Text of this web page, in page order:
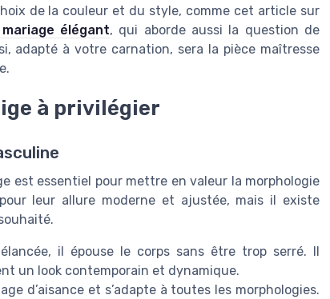
de la couleur et du style, comme cet article sur
élégant, qui aborde aussi la question de
adapté à votre carnation, sera la pièce maîtresse
à privilégier
est essentiel pour mettre en valeur la morphologie
leur allure moderne et ajustée, mais il existe
il épouse le corps sans être trop serré. Il
un look contemporain et dynamique.
d’aisance et s’adapte à toutes les morphologies.